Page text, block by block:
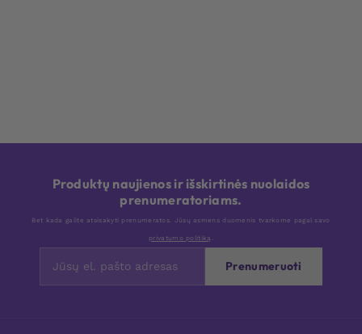
Produktų naujienos ir išskirtinės nuolaidos
prenumeratoriams.
Bet kada galite atsisakyti prenumeratos. Jūsų asmens duomenis tvarkome pagal savo
privatumo politiką
Prenumeruoti